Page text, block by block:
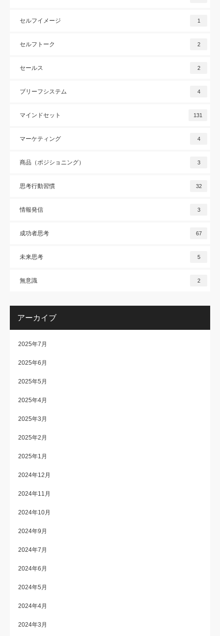
セルフイメージ 1
セルフトーク 2
セールス 2
ブリーフシステム 4
マインドセット 131
マーケティング 4
商品（ポジショニング） 3
思考行動習慣 32
情報発信 3
成功者思考 67
未来思考 5
無意識 2
アーカイブ
2025年7月
2025年6月
2025年5月
2025年4月
2025年3月
2025年2月
2025年1月
2024年12月
2024年11月
2024年10月
2024年9月
2024年7月
2024年6月
2024年5月
2024年4月
2024年3月